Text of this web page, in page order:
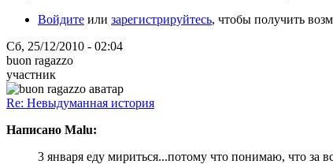
Войдите или зарегистрируйтесь, чтобы получить
Сб, 25/12/2010 - 02:04
buon ragazzo
участник
Re: Невыдуманная история
Написано Malu:
3 января еду мириться...потому что понимаю, что за